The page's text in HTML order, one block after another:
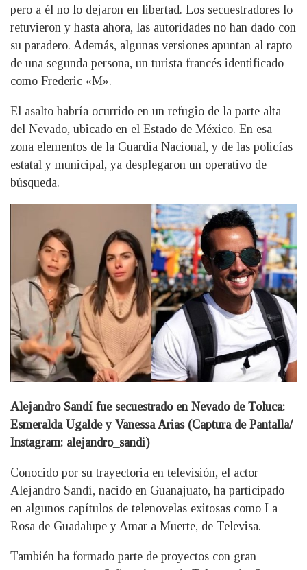
pero a él no lo dejaron en libertad. Los secuestradores lo
retuvieron y hasta ahora, las autoridades no han dado con
su paradero. Además, algunas versiones apuntan al rapto
de una segunda persona, un turista francés identificado
como Frederic «M».
El asalto habría ocurrido en un refugio de la parte alta
del Nevado, ubicado en el Estado de México. En esa
zona elementos de la Guardia Nacional, y de las policías
estatal y municipal, ya desplegaron un operativo de
búsqueda.
Alejandro Sandí fue secuestrado en Nevado de Toluca:
Esmeralda Ugalde y Vanessa Arias (Captura de Pantalla/
Instagram: alejandro_sandi)
Conocido por su trayectoria en televisión, el actor
Alejandro Sandí, nacido en Guanajuato, ha participado
en algunos capítulos de telenovelas exitosas como La
Rosa de Guadalupe y Amar a Muerte, de Televisa.
También ha formado parte de proyectos con gran